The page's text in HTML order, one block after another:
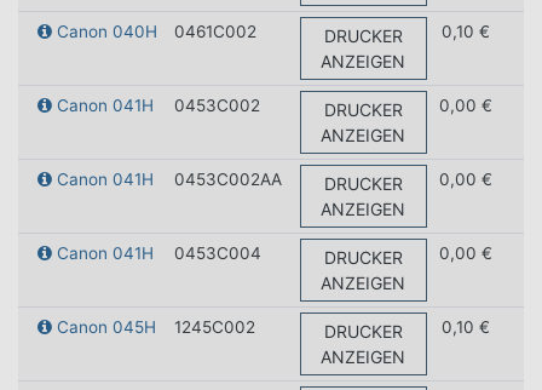
Canon 040H 0461C002
DRUCKER
ANZEIGEN
0,10 €
Canon 041H 0453C002
DRUCKER
ANZEIGEN
0,00 €
Canon 041H 0453C002AA
DRUCKER
ANZEIGEN
0,00 €
Canon 041H 0453C004
DRUCKER
ANZEIGEN
0,00 €
Canon 045H 1245C002
DRUCKER
ANZEIGEN
0,10 €